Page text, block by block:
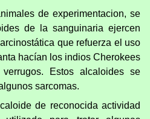
de experimentacion, se
de la sanguinaria ejercen
que refuerza el uso
hacían los indios Cherokees
Estos alcaloides se
sarcomas.
de reconocida actividad